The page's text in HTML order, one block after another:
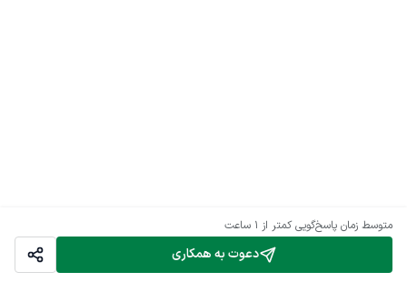
دعوت به همکاری
متوسط زمان پاسخ‌گویی کمتر از 1 ساعت